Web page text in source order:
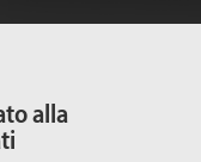
alla